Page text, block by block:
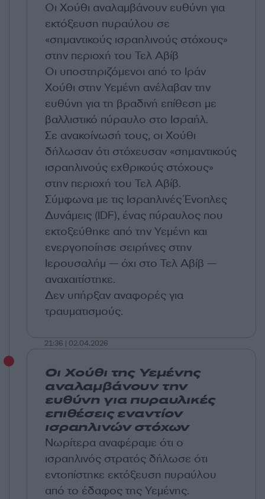
Οι Χούθι αναλαμβάνουν ευθύνη για
εκτόξευση πυραύλου σε
«σημαντικούς ισραηλινούς στόχους»
στην περιοχή του Τελ Αβίβ
Οι υποστηριζόμενοι από το Ιράν
Χούθι στην Υεμένη ανέλαβαν την
ευθύνη για τη βραδινή επίθεση με
βαλλιστικό πύραυλο στο Ισραήλ.
Σε ανακοίνωσή τους, οι Χούθι
δήλωσαν ότι στόχευσαν «σημαντικούς
ισραηλινούς εχθρικούς στόχους»
στην περιοχή του Τελ Αβίβ.
Σύμφωνα με τις Ισραηλινές Ένοπλες
Δυνάμεις (IDF), ένας πύραυλος που
εκτοξεύθηκε από την Υεμένη και
ενεργοποίησε σειρήνες στην
Ιερουσαλήμ — όχι στο Τελ Αβίβ —
αναχαιτίστηκε.
Δεν υπήρξαν αναφορές για
τραυματισμούς.
21:36 | 02.04.2026
Οι Χούθι της Υεμένης
αναλαμβάνουν την
ευθύνη για πυραυλικές
επιθέσεις εναντίον
ισραηλινών στόχων
Νωρίτερα αναφέραμε ότι ο
ισραηλινός στρατός δήλωσε ότι
εντοπίστηκε εκτόξευση πυραύλου
από το έδαφος της Υεμένης.